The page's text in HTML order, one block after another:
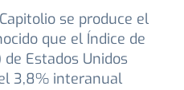
se produce el
que el Índice de
de Estados Unidos
3,8% interanual